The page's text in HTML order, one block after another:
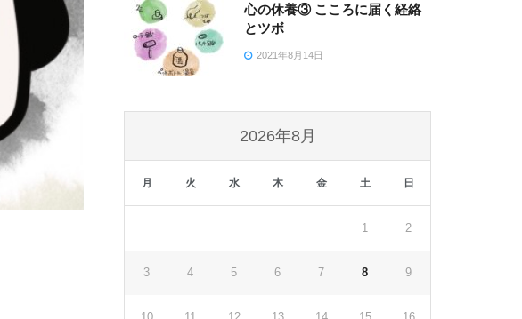
心の休養③ こころに届く経絡
とツボ
2021年8月14日
2026年8月
月 火 水 木 金 土 日
1 2
3 4 5 6 7 8 9